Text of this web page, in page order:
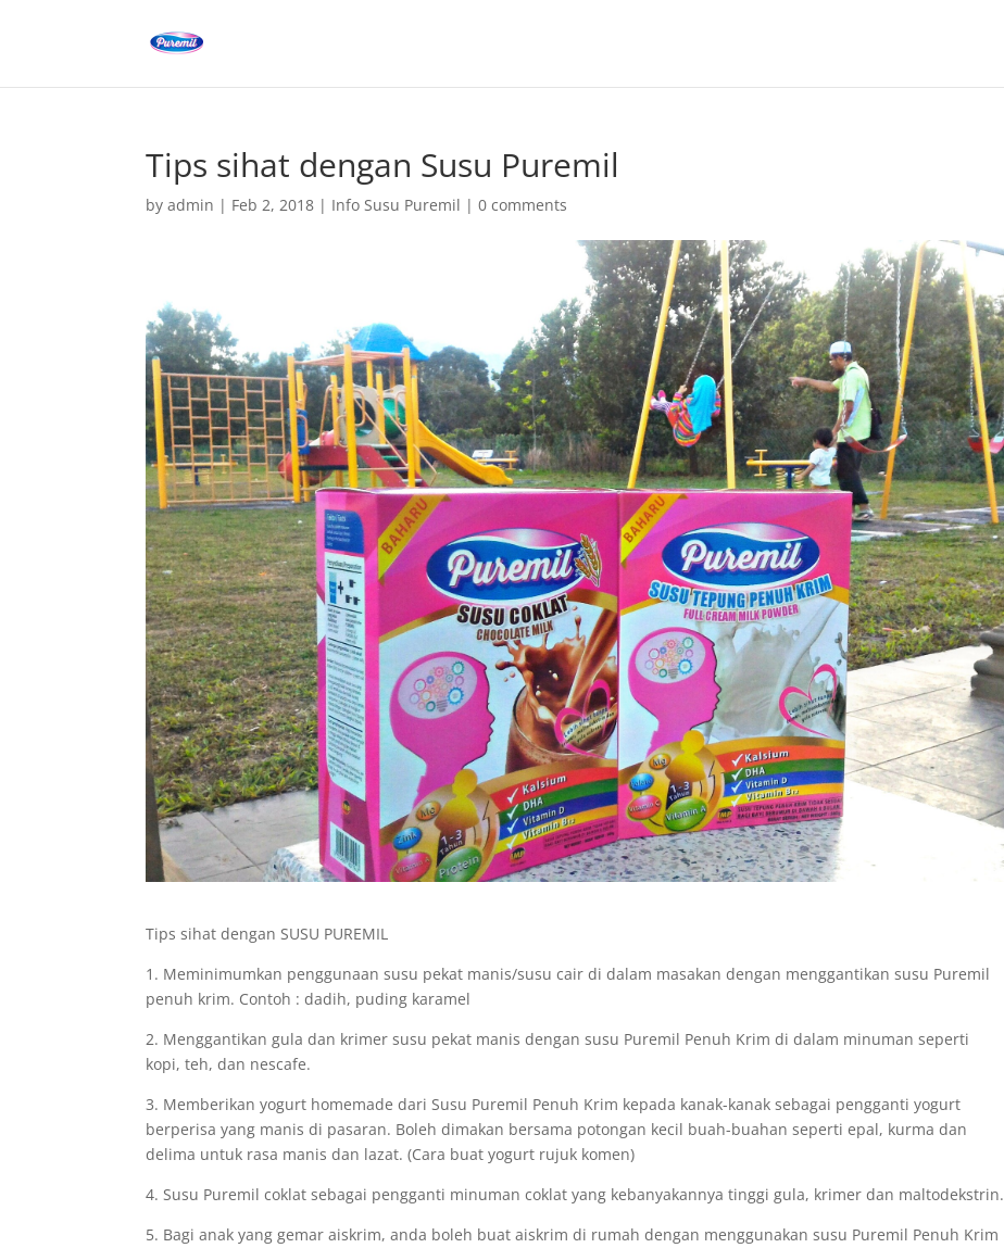
Tips sihat dengan Susu Puremil
byadmin | Feb 2, 2018 | Info Susu Puremil |0 comments
Tips sihat dengan SUSU PUREMIL
1. Meminimumkan penggunaan susu pekat manis/susu cair di dalam masakan dengan menggantikan susu Puremil
penuh krim. Contoh : dadih, puding karamel
2. Menggantikan gula dan krimer susu pekat manis dengan susu Puremil Penuh Krim di dalam minuman seperti
kopi, teh, dan nescafe.
3. Memberikan yogurt homemade dari Susu Puremil Penuh Krim kepada kanak-kanak sebagai pengganti yogurt
berperisa yang manis di pasaran. Boleh dimakan bersama potongan kecil buah-buahan seperti epal, kurma dan
delima untuk rasa manis dan lazat. (Cara buat yogurt rujuk komen)
4. Susu Puremil coklat sebagai pengganti minuman coklat yang kebanyakannya tinggi gula, krimer dan maltodekstrin.
5. Bagi anak yang gemar aiskrim, anda boleh buat aiskrim di rumah dengan menggunakan susu Puremil Penuh Krim